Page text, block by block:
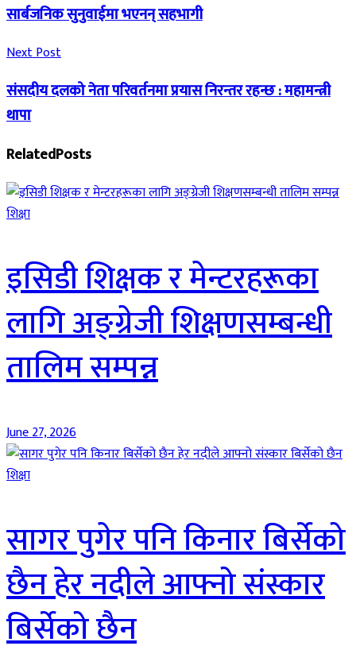
सार्बजनिक सुनुवाईमा भएनन् सहभागी
Next Post
संसदीय दलको नेता परिवर्तनमा प्रयास निरन्तर रहन्छ : महामन्त्री
थापा
RelatedPosts
शिक्षा
इसिडी शिक्षक र मेन्टरहरूका
लागि अङ्ग्रेजी शिक्षणसम्बन्धी
तालिम सम्पन्न
June 27, 2026
शिक्षा
सागर पुगेर पनि किनार बिर्सेको
छैन हेर नदीले आफ्नो संस्कार
बिर्सेको छैन